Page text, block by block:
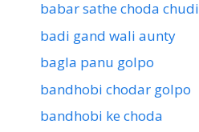
babar sathe choda chudi
badi gand wali aunty
bagla panu golpo
bandhobi chodar golpo
bandhobi ke choda